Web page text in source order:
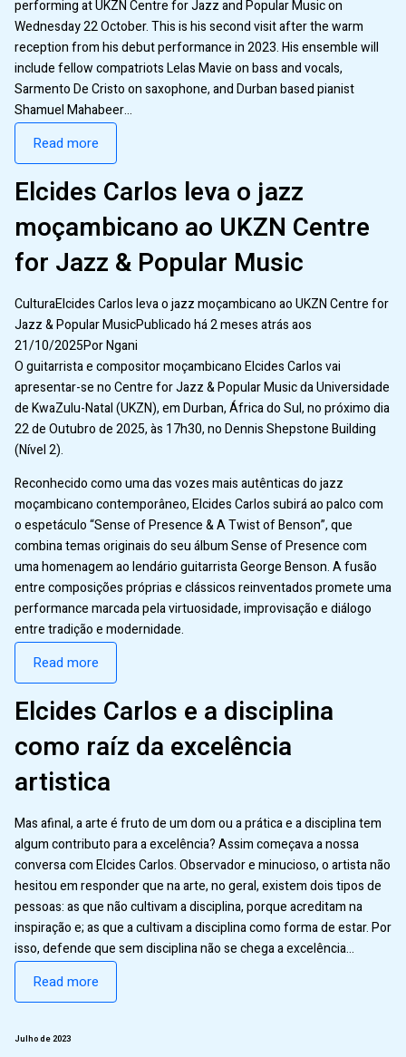
performing at UKZN Centre for Jazz and Popular Music on
Wednesday 22 October. This is his second visit after the warm
reception from his debut performance in 2023. His ensemble will
include fellow compatriots Lelas Mavie on bass and vocals,
Sarmento De Cristo on saxophone, and Durban based pianist
Shamuel Mahabeer…
Read more
Elcides Carlos leva o jazz
moçambicano ao UKZN Centre
for Jazz & Popular Music
CulturaElcides Carlos leva o jazz moçambicano ao UKZN Centre for
Jazz & Popular MusicPublicado há 2 meses atrás aos
21/10/2025Por Ngani
O guitarrista e compositor moçambicano Elcides Carlos vai
apresentar-se no Centre for Jazz & Popular Music da Universidade
de KwaZulu-Natal (UKZN), em Durban, África do Sul, no próximo dia
22 de Outubro de 2025, às 17h30, no Dennis Shepstone Building
(Nível 2).
Reconhecido como uma das vozes mais autênticas do jazz
moçambicano contemporâneo, Elcides Carlos subirá ao palco com
o espetáculo “Sense of Presence & A Twist of Benson”, que
combina temas originais do seu álbum Sense of Presence com
uma homenagem ao lendário guitarrista George Benson. A fusão
entre composições próprias e clássicos reinventados promete uma
performance marcada pela virtuosidade, improvisação e diálogo
entre tradição e modernidade.
Read more
Elcides Carlos e a disciplina
como raíz da excelência
artistica
Mas afinal, a arte é fruto de um dom ou a prática e a disciplina tem
algum contributo para a excelência? Assim começava a nossa
conversa com Elcides Carlos. Observador e minucioso, o artista não
hesitou em responder que na arte, no geral, existem dois tipos de
pessoas: as que não cultivam a disciplina, porque acreditam na
inspiração e; as que a cultivam a disciplina como forma de estar. Por
isso, defende que sem disciplina não se chega a excelência…
Read more
Julho de 2023